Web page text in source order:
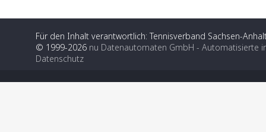
Für den Inhalt verantwortlich: Tennisverband Sachsen-
© 1999-2026 nu Datenautomaten GmbH - Automatisierte
Datenschutz